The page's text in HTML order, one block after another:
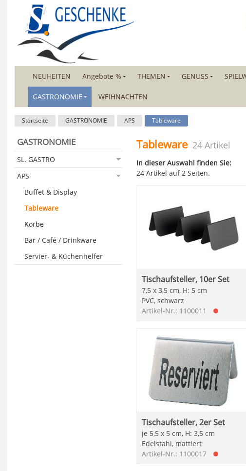
NEUHEITEN Angebote % THEMEN GENUSS
GASTRONOMIE WEIHNACHTEN
Startseite GASTRONOMIE APS Tableware
GASTRONOMIE
SL. GASTRO
APS
Buffet & Display
Tableware
Körbe
Bar / Café / Drinkware
Servier- & Küchenhelfer
Tableware 24 Artikel
In dieser Auswahl finden Sie:
24 Artikel auf 2 Seiten.
Tischaufsteller, 10er Set
7,5 x 3,5 cm, H: 5 cm
PVC, schwarz
Artikel-Nr.: 1100011
Tischaufsteller, 2er Set
je 5,5 x 5 cm, H: 3,5 cm
Edelstahl, mattiert
Artikel-Nr.: 1100017